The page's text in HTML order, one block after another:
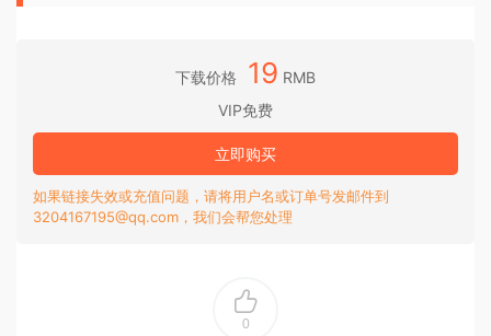
下载价格 19 RMB
VIP免费
立即购买
如果链接失效或充值问题，请将用户名或订单号发邮件到
3204167195@qq.com，我们会帮您处理
0